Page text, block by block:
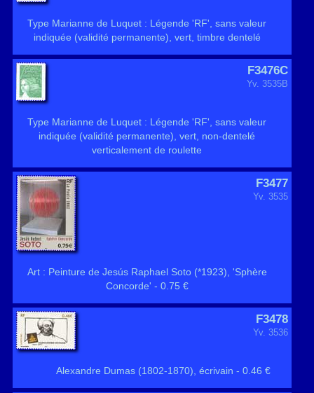
Type Marianne de Luquet : Légende 'RF', sans valeur
indiquée (validité permanente), vert, timbre dentelé
F3476C
Yv. 3535B
Type Marianne de Luquet : Légende 'RF', sans valeur
indiquée (validité permanente), vert, non-dentelé
verticalement de roulette
F3477
Yv. 3535
Art : Peinture de Jesús Raphael Soto (*1923), 'Sphère
Concorde' - 0.75 €
F3478
Yv. 3536
Alexandre Dumas (1802-1870), écrivain - 0.46 €